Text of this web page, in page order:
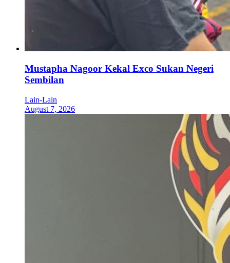
Mustapha Nagoor Kekal Exco Sukan Negeri
Sembilan
Lain-Lain
August 7, 2026